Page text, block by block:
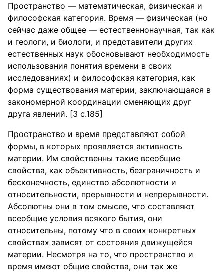
Пространство — математическая, физическая и
философская категория. Время — физическая (но
сейчас даже общее — естественнонаучная, так как
и геологи, и биологи, и представители других
естественных наук обосновывают необходимость
использования понятия времени в своих
исследованиях) и философская категория, как
форма существования материи, заключающаяся в
закономерной координации сменяющих друг
друга явлений. [3 с.185]
Пространство и время представляют собой
формы, в которых проявляется активность
материи. Им свойственны такие всеобщие
свойства, как объективность, безграничность и
бесконечность, единство абсолютности и
относительности, прерывности и непрерывности.
Абсолютны они в том смысле, что составляют
всеобщие условия всякого бытия, они
относительны, потому что в своих конкретных
свойствах зависят от состояния движущейся
материи. Несмотря на то, что пространство и
время имеют общие свойства, они так же